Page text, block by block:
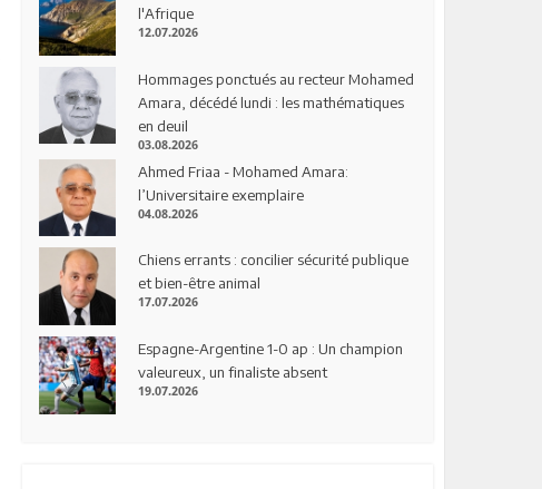
l'Afrique
12.07.2026
Hommages ponctués au recteur Mohamed
Amara, décédé lundi : les mathématiques
en deuil
03.08.2026
Ahmed Friaa - Mohamed Amara:
l’Universitaire exemplaire
04.08.2026
Chiens errants : concilier sécurité publique
et bien-être animal
17.07.2026
Espagne-Argentine 1-0 ap : Un champion
valeureux, un finaliste absent
19.07.2026